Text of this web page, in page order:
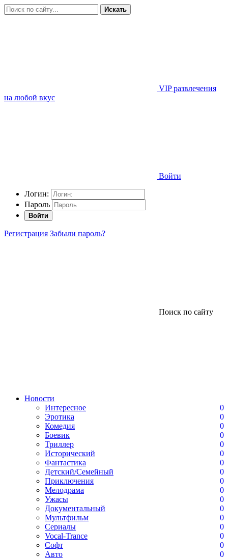
Искать
VIP развлечения
на любой вкус
Войти
Логин:
Пароль
Войти
Регистрация Забыли пароль?
Поиск по сайту
Новости
Интересное
0
Эротика
0
Комедия
0
Боевик
0
Триллер
0
Исторический
0
Фантастика
0
Детский/Семейный
0
Приключения
0
Мелодрама
0
Ужасы
0
Документальный
0
Мультфильм
0
Сериалы
0
Vocal-Trance
0
Софт
0
Авто
0